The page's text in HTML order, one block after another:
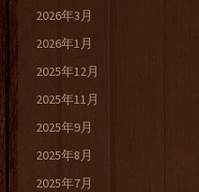
2026年3月
2026年1月
2025年12月
2025年11月
2025年9月
2025年8月
2025年7月